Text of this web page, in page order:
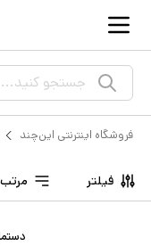
جستجو کنید...
فروشگاه اینترنتی این‌چند
فیلتر
دستمال